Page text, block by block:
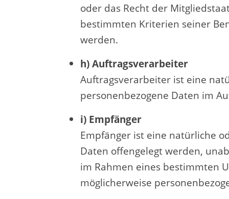
oder das Recht der
bestimmten Kriterien seiner
werden.
h) Auftragsverarbeiter
Auftragsverarbeiter ist eine
personenbezogene Daten im
i) Empfänger
Empfänger ist eine natürliche
Daten offengelegt werden,
im Rahmen eines bestimmten
möglicherweise